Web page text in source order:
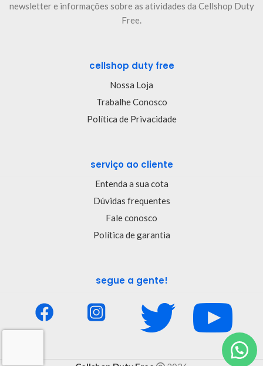
newsletter e informações sobre as atividades da Cellshop Duty
Free.
cellshop duty free
Nossa Loja
Trabalhe Conosco
Política de Privacidade
serviço ao cliente
Entenda a sua cota
Dúvidas frequentes
Fale conosco
Política de garantia
segue a gente!